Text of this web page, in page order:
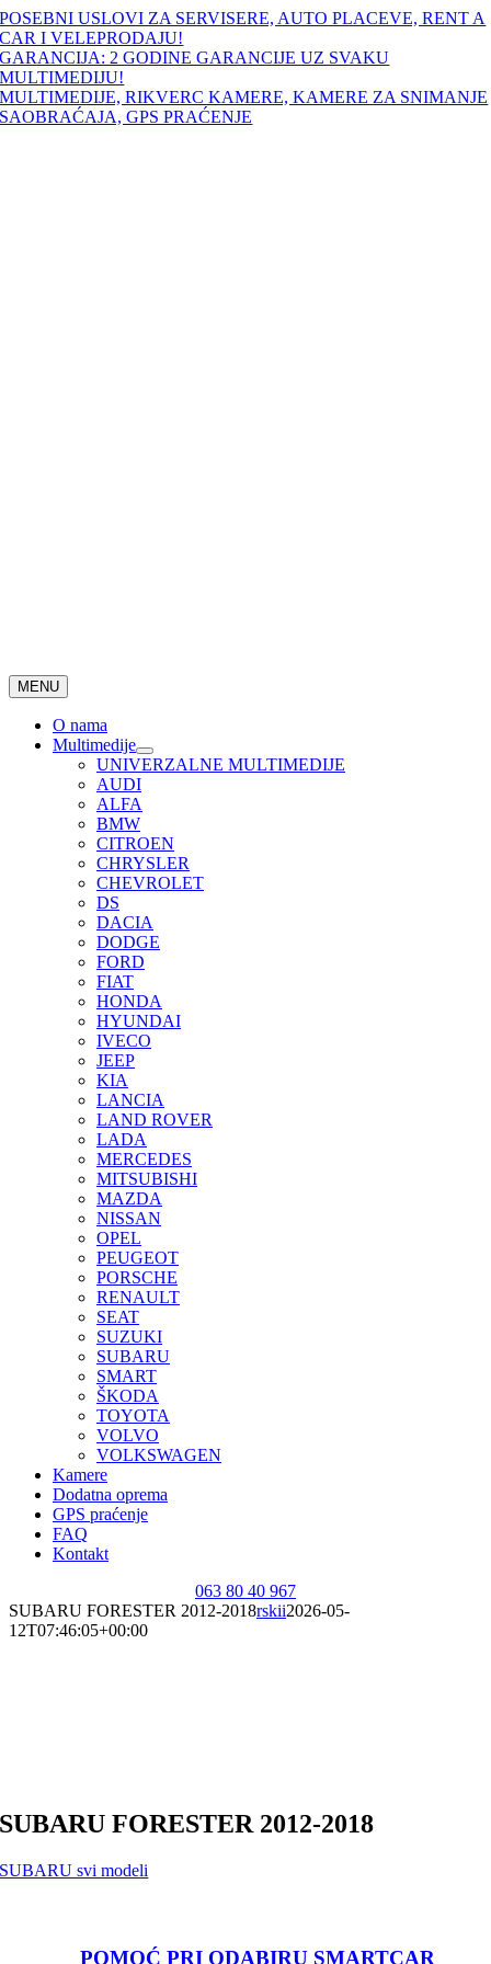
Skip
to
content
POSEBNI USLOVI ZA SERVISERE, AUTO PLACEVE, RENT A
CAR I VELEPRODAJU!
GARANCIJA: 2 GODINE GARANCIJE UZ SVAKU
MULTIMEDIJU!
MULTIMEDIJE, RIKVERC KAMERE, KAMERE ZA SNIMANJE
SAOBRAĆAJA, GPS PRAĆENJE
MENU
O nama
Multimedije
UNIVERZALNE MULTIMEDIJE
AUDI
ALFA
BMW
CITROEN
CHRYSLER
CHEVROLET
DS
DACIA
DODGE
FORD
FIAT
HONDA
HYUNDAI
IVECO
JEEP
KIA
LANCIA
LAND ROVER
LADA
MERCEDES
MITSUBISHI
MAZDA
NISSAN
OPEL
PEUGEOT
PORSCHE
RENAULT
SEAT
SUZUKI
SUBARU
SMART
ŠKODA
TOYOTA
VOLVO
VOLKSWAGEN
Kamere
Dodatna oprema
GPS praćenje
FAQ
Kontakt
063 80 40 967
SUBARU FORESTER 2012-2018rskii2026-05-
12T07:46:05+00:00
SUBARU FORESTER 2012-2018
SUBARU svi modeli
POMOĆ PRI ODABIRU SMARTCAR